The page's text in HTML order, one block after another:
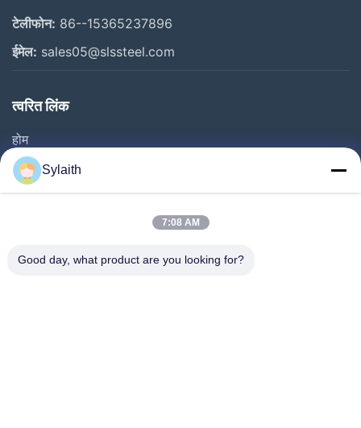
टेलीफोन: 86--15365237896
ईमेल: sales05@slssteel.com
त्वरित लिंक
होम
उत्पाद
वीडियो
फैक्टरी यात्रा
Sylaith
7:08 AM
Good day, what product are you looking for?